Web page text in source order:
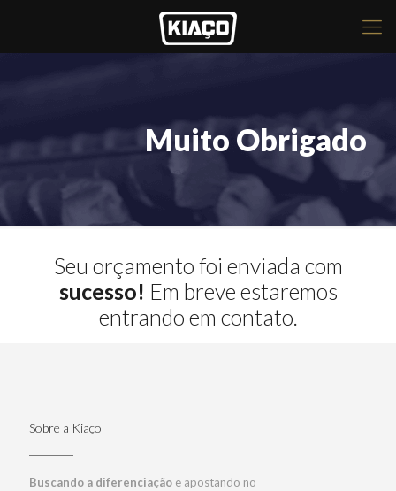
Muito Obrigado
Seu orçamento foi enviada com
sucesso! Em breve estaremos
entrando em contato.
Sobre a Kiaço
Buscando a diferenciação e apostando no